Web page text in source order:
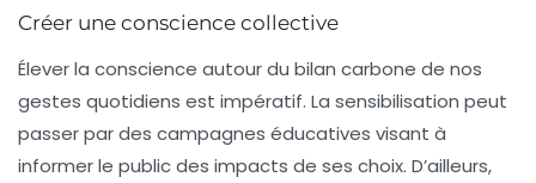
Créer une conscience collective
Élever la conscience autour du bilan carbone de nos
gestes quotidiens est impératif. La sensibilisation peut
passer par des campagnes éducatives visant à
informer le public des impacts de ses choix. D’ailleurs,